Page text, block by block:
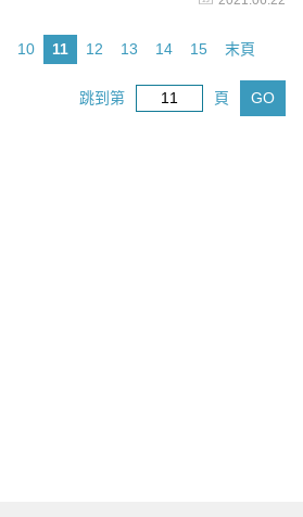
10 11 12 13 14 15 末頁
跳到第 頁 GO